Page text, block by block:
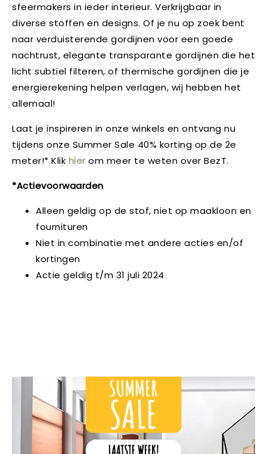
sfeermakers in ieder interieur. Verkrijgbaar in
diverse stoffen en designs. Of je nu op zoek bent
naar verduisterende gordijnen voor een goede
nachtrust, elegante transparante gordijnen die het
licht subtiel filteren, of thermische gordijnen die je
energierekening helpen verlagen, wij hebben het
allemaal!
Laat je inspireren in onze winkels en ontvang nu
tijdens onze Summer Sale 40% korting op de 2e
meter!* Klik hierom meer te weten over BezT.
*Actievoorwaarden
Alleen geldig op de stof, niet op maakloon en
fournituren
Niet in combinatie met andere acties en/of
kortingen
Actie geldig t/m 31 juli 2024